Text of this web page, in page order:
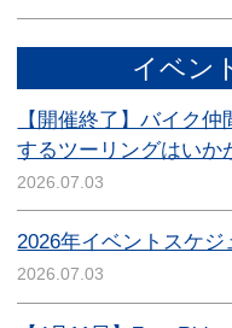
イベン
【開催終了】バイク
するツーリングはいか
2026.07.03
2026年イベントスケジ
2026.07.03